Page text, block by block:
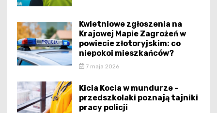
Kwietniowe zgłoszenia na
Krajowej Mapie Zagrożeń w
powiecie złotoryjskim: co
niepokoi mieszkańców?
7 maja 2026
Kicia Kocia w mundurze –
przedszkolaki poznają tajniki
pracy policji